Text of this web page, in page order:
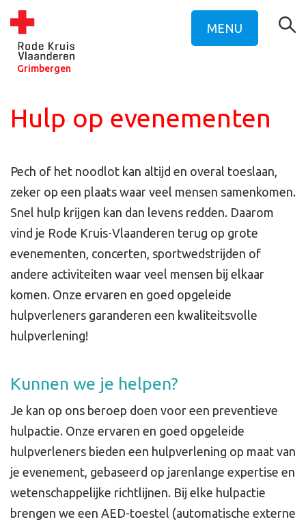
Grimbergen
MENU
Hulp op evenementen
Pech of het noodlot kan altijd en overal toeslaan,
zeker op een plaats waar veel mensen samenkomen.
Snel hulp krijgen kan dan levens redden. Daarom
vind je Rode Kruis-Vlaanderen terug op grote
evenementen, concerten, sportwedstrijden of
andere activiteiten waar veel mensen bij elkaar
komen. Onze ervaren en goed opgeleide
hulpverleners garanderen een kwaliteitsvolle
hulpverlening!
Kunnen we je helpen?
Je kan op ons beroep doen voor een preventieve
hulpactie. Onze ervaren en goed opgeleide
hulpverleners bieden een hulpverlening op maat van
je evenement, gebaseerd op jarenlange expertise en
wetenschappelijke richtlijnen. Bij elke hulpactie
brengen we een AED-toestel (automatische externe